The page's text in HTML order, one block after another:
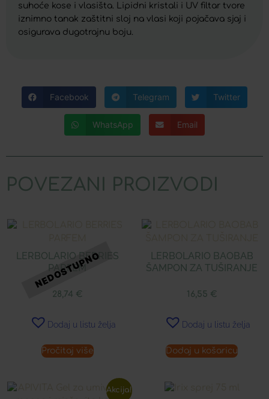
suhoće kose i vlasišta. Lipidni kristali i UV filtar tvore
iznimno tanak zaštitni sloj na vlasi koji pojačava sjaj i
osigurava dugotrajnu boju.
Facebook Telegram Twitter
WhatsApp Email
POVEZANI PROIZVODI
LERBOLARIO BERRIES
PARFEM
28,74 €
Dodaj u listu želja
Pročitaj više
LERBOLARIO BAOBAB
ŠAMPON ZA TUŠIRANJE
16,55 €
Dodaj u listu želja
Dodaj u košaricu
Akcija!